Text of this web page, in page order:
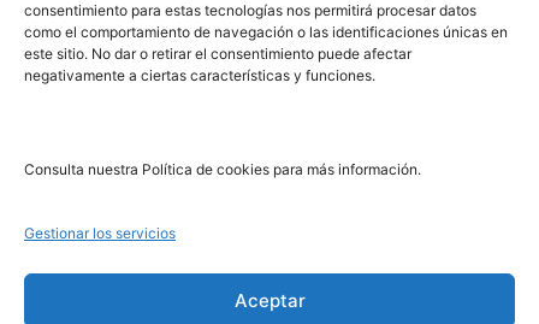
consentimiento para estas tecnologías nos permitirá procesar datos
como el comportamiento de navegación o las identificaciones únicas en
este sitio. No dar o retirar el consentimiento puede afectar
negativamente a ciertas características y funciones.
Consulta nuestra Política de cookies para más información.
Gestionar los servicios
Aceptar
PRL | Films
PRL | Play
PRL | LAB
Noticias
Legal